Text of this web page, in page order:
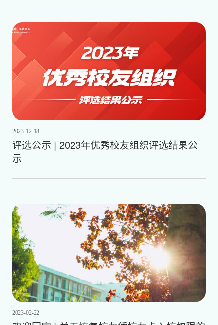
2023-12-18
评选公示 | 2023年优秀校友组织评选结果公
示
2023-02-22